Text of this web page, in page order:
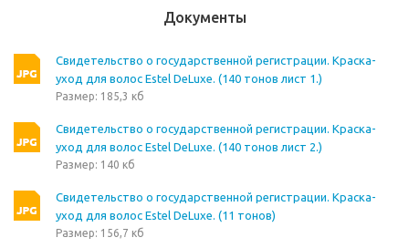
Документы
Свидетельство о государственной регистрации. Краска-
уход для волос Estel DeLuxe. (140 тонов лист 1.)
Размер: 185,3 кб
Свидетельство о государственной регистрации. Краска-
уход для волос Estel DeLuxe. (140 тонов лист 2.)
Размер: 140 кб
Свидетельство о государственной регистрации. Краска-
уход для волос Estel DeLuxe. (11 тонов)
Размер: 156,7 кб